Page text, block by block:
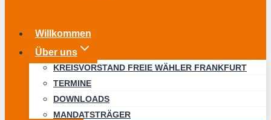
Willkommen
Über uns
KREISVORSTAND FREIE WÄHLER FRANKFURT
TERMINE
DOWNLOADS
MANDATSTRÄGER